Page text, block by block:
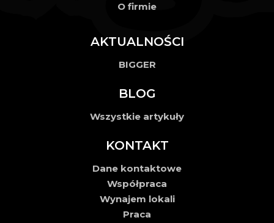
O firmie
AKTUALNOŚCI
BIGGER
BLOG
Wszystkie artykuły
KONTAKT
Dane kontaktowe
Współpraca
Wynajem lokali
Praca